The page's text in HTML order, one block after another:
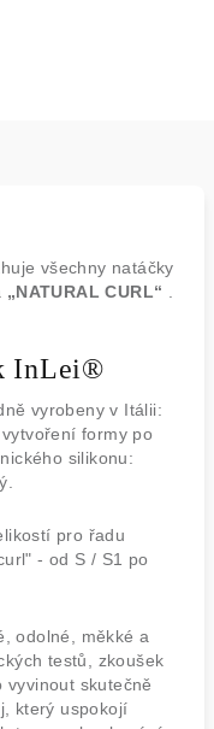
všechny natáčky
„NATURAL CURL“
InLei®
vyrobeny v Itálii:
formy po
silikonu:
pro řadu
- od S / S1 po
odolné, měkké a
testů, zkoušek
skutečně
který uspokojí